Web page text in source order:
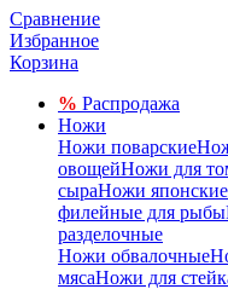
Сравнение
Избранное
Корзина
% Распродажа
Ножи
Ножи поварские
овощейНожи для
сыраНожи японские
филейные для рыбы
разделочные
Ножи обвалочные
мясаНожи для